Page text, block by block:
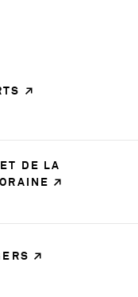
DE LA